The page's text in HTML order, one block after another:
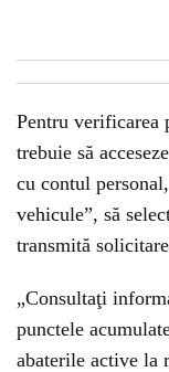
Pentru verificarea
trebuie să
cu contul
vehicule”, să
transmită
„Consultaţi
punctele
abaterile active la